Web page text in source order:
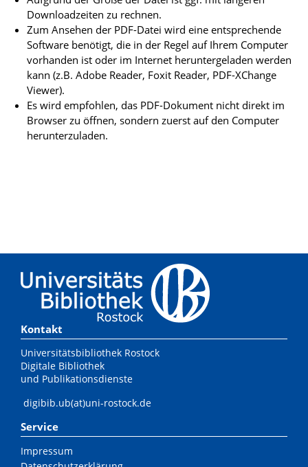
Downloadzeiten zu rechnen.
Zum Ansehen der PDF-Datei wird eine entsprechende
Software benötigt, die in der Regel auf Ihrem Computer
vorhanden ist oder im Internet heruntergeladen werden
kann (z.B. Adobe Reader, Foxit Reader, PDF-XChange
Viewer).
Es wird empfohlen, das PDF-Dokument nicht direkt im
Browser zu öffnen, sondern zuerst auf den Computer
herunterzuladen.
Kontakt
Universitätsbibliothek Rostock
Digitale Bibliothek
und Publikationsdienste
digibib.ub(at)uni-rostock.de
Service
Impressum